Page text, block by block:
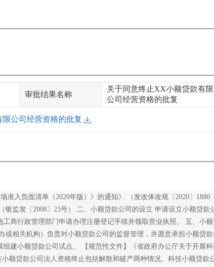
审批结果名称
关于同意终止XX小额贷款有限
公司经营资格的批复
公司经营资格的批复
准入负面清单（2020年版）》的通知》 （发改体改规〔2020〕1880
监发〔2008〕23号） 二、小额贷款公司的设立 申请设立小额贷款
商行政管理部门申请办理注册登记手续并领取营业执照。 五、小
相关机构）负责对小额贷款公司的监督管理，并愿意承担小额贷
建小额贷款公司试点。 【规范性文件】《省政府办公厅关于开展
额贷款公司法人资格终止包括解散和破产两种情况。科技小额贷款